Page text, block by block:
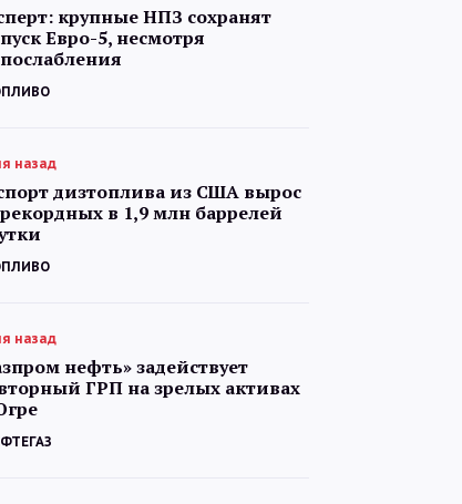
крупные НПЗ сохранят
Евро-5, несмотря
назад
дизтоплива из США вырос
в 1,9 млн баррелей
назад
нефть» задействует
ГРП на зрелых активах